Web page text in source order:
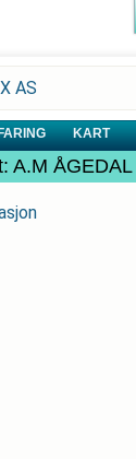
AS
KART
A.M ÅGEDAL